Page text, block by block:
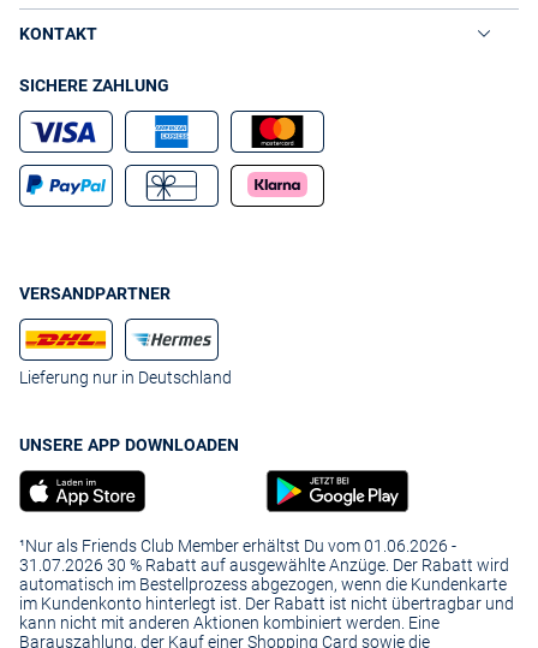
KONTAKT
SICHERE ZAHLUNG
VERSANDPARTNER
Lieferung nur in Deutschland
UNSERE APP DOWNLOADEN
¹Nur als Friends Club Member erhältst Du vom 01.06.2026 -
31.07.2026 30 % Rabatt auf ausgewählte Anzüge. Der Rabatt wird
automatisch im Bestellprozess abgezogen, wenn die Kundenkarte
im Kundenkonto hinterlegt ist. Der Rabatt ist nicht übertragbar und
kann nicht mit anderen Aktionen kombiniert werden. Eine
Barauszahlung, der Kauf einer Shopping Card sowie die